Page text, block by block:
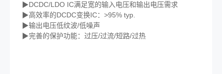
▶DCDC/LDO IC满足宽的输入电压和输出电压需求
▶高效率的DCDC变换IC：>95% typ.
▶输出电压低纹波/低噪声
▶完善的保护功能：过压/过流/短路/过热